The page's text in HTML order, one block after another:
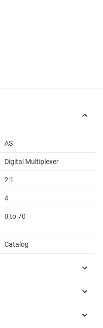
AS
Digital Multiplexer
2:1
4
0 to 70
Catalog